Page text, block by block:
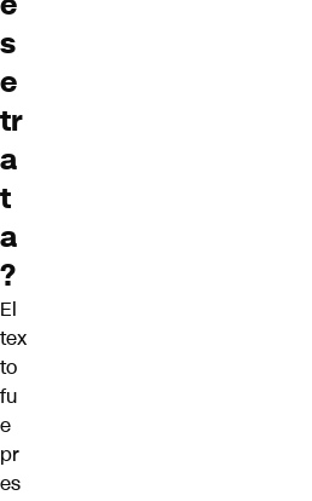
s
e
tr
a
t
a
?
El
tex
to
fu
e
pr
es